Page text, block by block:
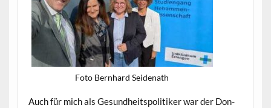
Foto Bern­hard Seidenath
Auch für mich als Gesund­heit­spoli­tik­er war der Don­